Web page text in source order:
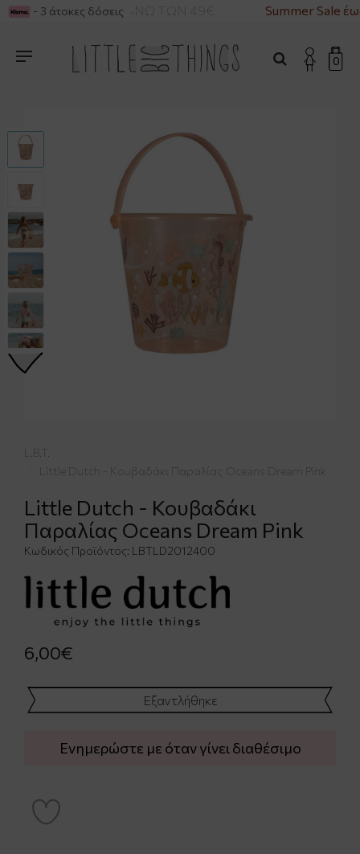
ΓΙΑ ΑΓΟΡΕΣ ΑΝΩ ΤΩΝ 49€ Summer Sale
- 3 άτοκες δόσεις
0
L.B.T.
Little Dutch - Κουβαδάκι Παραλίας Oceans Dream Pink
Little Dutch - Κουβαδάκι
Παραλίας Oceans Dream Pink
Κωδικός Προϊόντος: LBTLD2012400
6,00€
Εξαντλήθηκε
Ενημερώστε με όταν γίνει διαθέσιμο